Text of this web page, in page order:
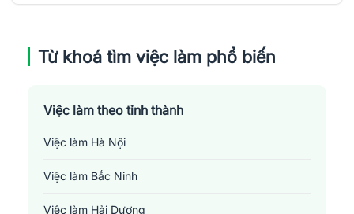
Từ khoá tìm việc làm phổ biến
Việc làm theo tỉnh thành
Việc làm Hà Nội
Việc làm Bắc Ninh
Việc làm Hải Dương